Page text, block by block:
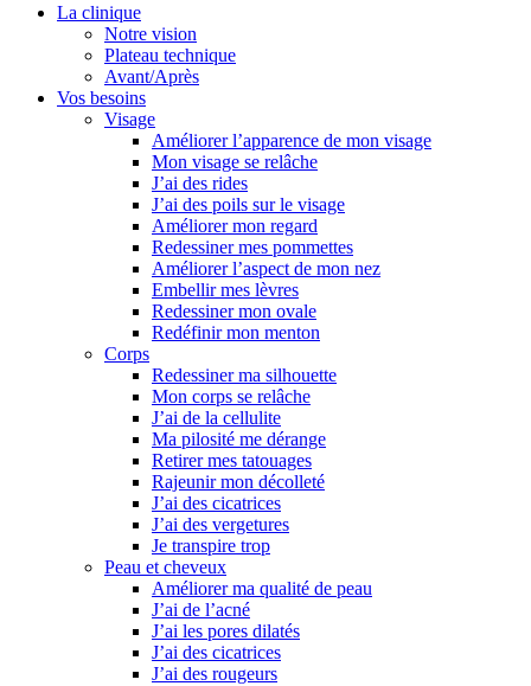
La clinique
Notre vision
Plateau technique
Avant/Après
Vos besoins
Visage
Améliorer l’apparence de mon visage
Mon visage se relâche
J’ai des rides
J’ai des poils sur le visage
Améliorer mon regard
Redessiner mes pommettes
Améliorer l’aspect de mon nez
Embellir mes lèvres
Redessiner mon ovale
Redéfinir mon menton
Corps
Redessiner ma silhouette
Mon corps se relâche
J’ai de la cellulite
Ma pilosité me dérange
Retirer mes tatouages
Rajeunir mon décolleté
J’ai des cicatrices
J’ai des vergetures
Je transpire trop
Peau et cheveux
Améliorer ma qualité de peau
J’ai de l’acné
J’ai les pores dilatés
J’ai des cicatrices
J’ai des rougeurs